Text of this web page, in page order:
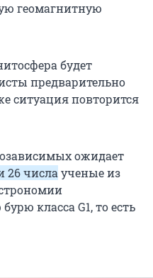
геомагнитную
будет
предварительно
ситуация повторится
ожидает
26 числаученые из
класса G1, то есть